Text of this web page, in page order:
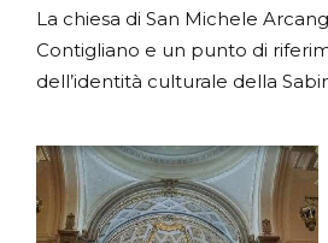
La chiesa di San Michele
Contigliano e un punto di
dell’identità culturale della